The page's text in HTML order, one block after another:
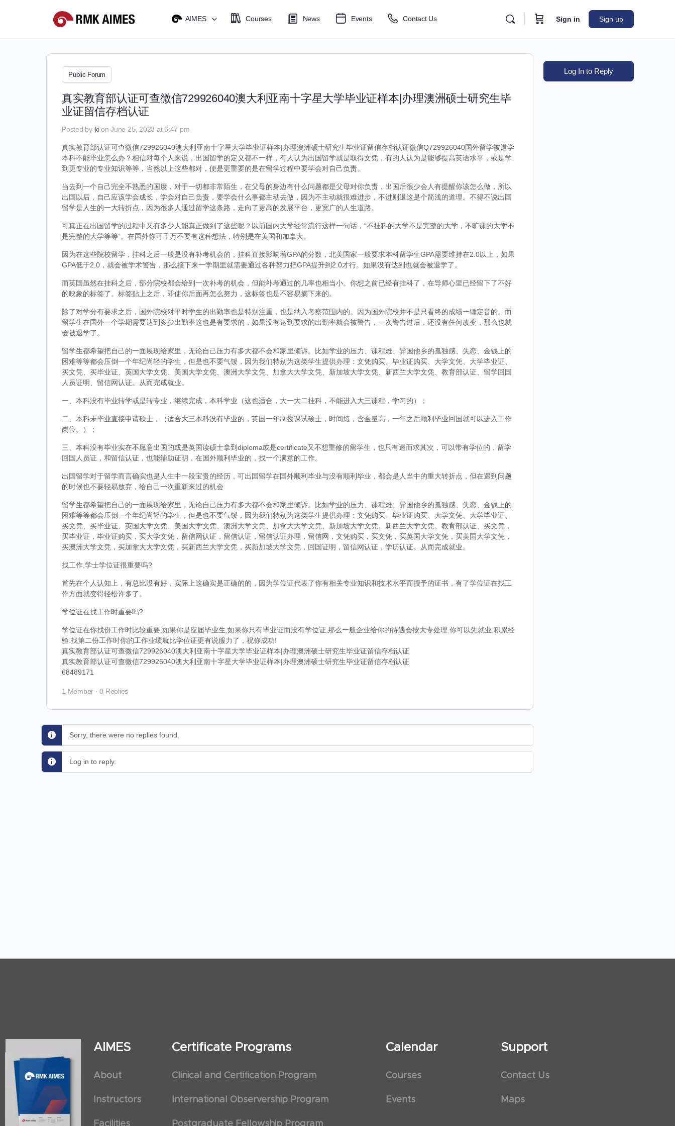
AIMES Courses News Events Contact Us Sign in Sign up
Public Forum
真实教育部认证可查微信729926040澳大利亚南十字星大学毕业证样本|办理澳洲硕士研究生毕
业证留信存档认证
Posted by ki on June 25, 2023 at 6:47 pm
真实教育部认证可查微信729926040澳大利亚南十字星大学毕业证样本|办理澳洲硕士研究生毕业证留信存档认证微信Q729926040国外留学被退学
本科不能毕业怎么办？相信对每个人来说，出国留学的定义都不一样，有人认为出国留学就是取得文凭，有的人认为是能够提高英语水平，或是学
到更专业的专业知识等等，当然以上这些都对，便是更重要的是在留学过程中要学会对自己负责。
当去到一个自己完全不熟悉的国度，对于一切都非常陌生，在父母的身边有什么问题都是父母对你负责，出国后很少会人有提醒你该怎么做，所以
出国以后，自己应该学会成长，学会对自己负责，要学会什么事都主动去做，因为不主动就很难进步，不进则退这是个简浅的道理。不得不说出国
留学是人生的一大转折点，因为很多人通过留学这条路，走向了更高的发展平台，更宽广的人生道路。
可真正在出国留学的过程中又有多少人能真正做到了这些呢？以前国内大学经常流行这样一句话，“不挂科的大学不是完整的大学，不旷课的大学不
是完整的大学等等”。在国外你可千万不要有这种想法，特别是在美国和加拿大。
因为在这些院校留学，挂科之后一般是没有补考机会的，挂科直接影响着GPA的分数，北美国家一般要求本科留学生GPA需要维持在2.0以上，如果
GPA低于2.0，就会被学术警告，那么接下来一学期里就需要通过各种努力把GPA提升到2.0才行。如果没有达到也就会被退学了。
而英国虽然在挂科之后，部分院校都会给到一次补考的机会，但能补考通过的几率也相当小。你想之前已经有挂科了，在导师心里已经留下了不好
的映象的标签了。标签贴上之后，即使你后面再怎么努力，这标签也是不容易摘下来的。
除了对学分有要求之后，国外院校对平时学生的出勤率也是特别注重，也是纳入考察范围内的。因为国外院校并不是只看终的成绩一锤定音的。而
留学生在国外一个学期需要达到多少出勤率这也是有要求的，如果没有达到要求的出勤率就会被警告，一次警告过后，还没有任何改变，那么也就
会被退学了。
留学生都希望把自己的一面展现给家里，无论自己压力有多大都不会和家里倾诉。比如学业的压力、课程难、异国他乡的孤独感、失恋、金钱上的
困难等等都会压倒一个年纪尚轻的学生，但是也不要气馁，因为我们特别为这类学生提供办理：文凭购买、毕业证购买、大学文凭、大学毕业证、
买文凭、买毕业证、英国大学文凭、美国大学文凭、澳洲大学文凭、加拿大大学文凭、新加坡大学文凭、新西兰大学文凭、教育部认证、留学回国
人员证明、留信网认证。从而完成就业。
一、本科没有毕业转学或是转专业，继续完成，本科学业（这也适合，大一大二挂科，不能进入大三课程，学习的）；
二、本科未毕业直接申请硕士，（适合大三本科没有毕业的，英国一年制授课试硕士，时间短，含金量高，一年之后顺利毕业回国就可以进入工作
岗位。）；
三、本科没有毕业实在不愿意出国的或是英国读硕士拿到diploma或是certificate又不想重修的留学生，也只有退而求其次，可以带有学位的，留学
回国人员证，和留信认证，也能辅助证明，在国外顺利毕业的，找一个满意的工作。
出国留学对于留学而言确实也是人生中一段宝贵的经历，可出国留学在国外顺利毕业与没有顺利毕业，都会是人当中的重大转折点，但在遇到问题
的时候也不要轻易放弃，给自己一次重新来过的机会
留学生都希望把自己的一面展现给家里，无论自己压力有多大都不会和家里倾诉。比如学业的压力、课程难、异国他乡的孤独感、失恋、金钱上的
困难等等都会压倒一个年纪尚轻的学生，但是也不要气馁，因为我们特别为这类学生提供办理：文凭购买、毕业证购买、大学文凭、大学毕业证、
买文凭、买毕业证、英国大学文凭、美国大学文凭、澳洲大学文凭、加拿大大学文凭、新加坡大学文凭、新西兰大学文凭、教育部认证、买文凭，
买毕业证，毕业证购买，买大学文凭，留信网认证，留信认证，留信认证办理，留信网，文凭购买，买文凭，买英国大学文凭，买美国大学文凭，
买澳洲大学文凭，买加拿大大学文凭，买新西兰大学文凭，买新加坡大学文凭，回国证明，留信网认证，学历认证。从而完成就业。
找工作,学士学位证很重要吗?
首先在个人认知上，有总比没有好，实际上这确实是正确的的，因为学位证代表了你有相关专业知识和技术水平而授予的证书，有了学位证在找工
作方面就变得轻松许多了。
学位证在找工作时重要吗?
学位证在你找份工作时比较重要,如果你是应届毕业生,如果你只有毕业证而没有学位证,那么一般企业给你的待遇会按大专处理.你可以先就业,积累经
验.找第二份工作时你的工作业绩就比学位证更有说服力了，祝你成功!
真实教育部认证可查微信729926040澳大利亚南十字星大学毕业证样本|办理澳洲硕士研究生毕业证留信存档认证
真实教育部认证可查微信729926040澳大利亚南十字星大学毕业证样本|办理澳洲硕士研究生毕业证留信存档认证
68489171
1 Member · 0 Replies
Sorry, there were no replies found.
Log in to reply.
Log In to Reply
AIMES
About
Instructors
Facilities
Certificate Programs
Clinical and Certification Program
International Observership Program
Postgraduate Fellowship Program
Calendar
Courses
Events
Support
Contact Us
Maps